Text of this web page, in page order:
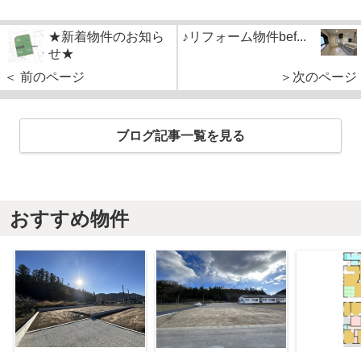
★新着物件のお知ら
せ★
＜ 前のページ
♪リフォーム物件bef...
＞次のページ
ブログ記事一覧を見る
おすすめ物件